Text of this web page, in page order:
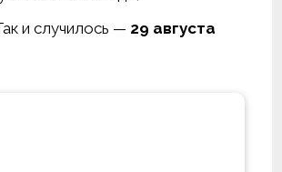
и случилось — 29 августа